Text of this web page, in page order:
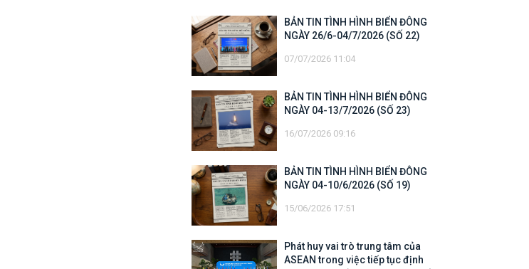
BẢN TIN TÌNH HÌNH BIỂN ĐÔNG
NGÀY 26/6-04/7/2026 (SỐ 22)
07/07/2026 11:04
BẢN TIN TÌNH HÌNH BIỂN ĐÔNG
NGÀY 04-13/7/2026 (SỐ 23)
16/07/2026 09:16
BẢN TIN TÌNH HÌNH BIỂN ĐÔNG
NGÀY 04-10/6/2026 (SỐ 19)
15/06/2026 17:51
Phát huy vai trò trung tâm của
ASEAN trong việc tiếp tục định